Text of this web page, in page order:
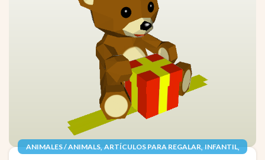
ANIMALES / ANIMALS, ARTÍCULOS PARA REGALAR, INFANTIL,